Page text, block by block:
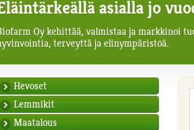
asialla jo
Oy kehittää, valmistaa ja markkinoi
terveyttä ja elinympäristöä.
Hevoset
Lemmikit
Maatalous